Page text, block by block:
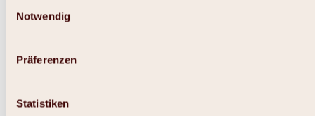
Notwendig
Präferenzen
Statistiken